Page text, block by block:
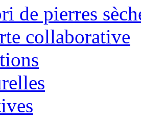
de pierres
collaborative